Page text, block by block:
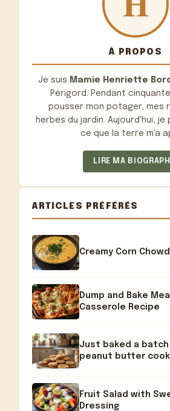
À PROPOS
Je suis Mamie Henriette
Périgord. Pendant
pousser mon potager, mes
herbes du jardin. Aujourd'hui,
ce que la terre m'a
LIRE MA
ARTICLES PRÉFÉRÉS
Creamy Corn
Dump and Bake
Casserole Recipe
Just baked a
peanut butter
Fruit Salad with
Dressing